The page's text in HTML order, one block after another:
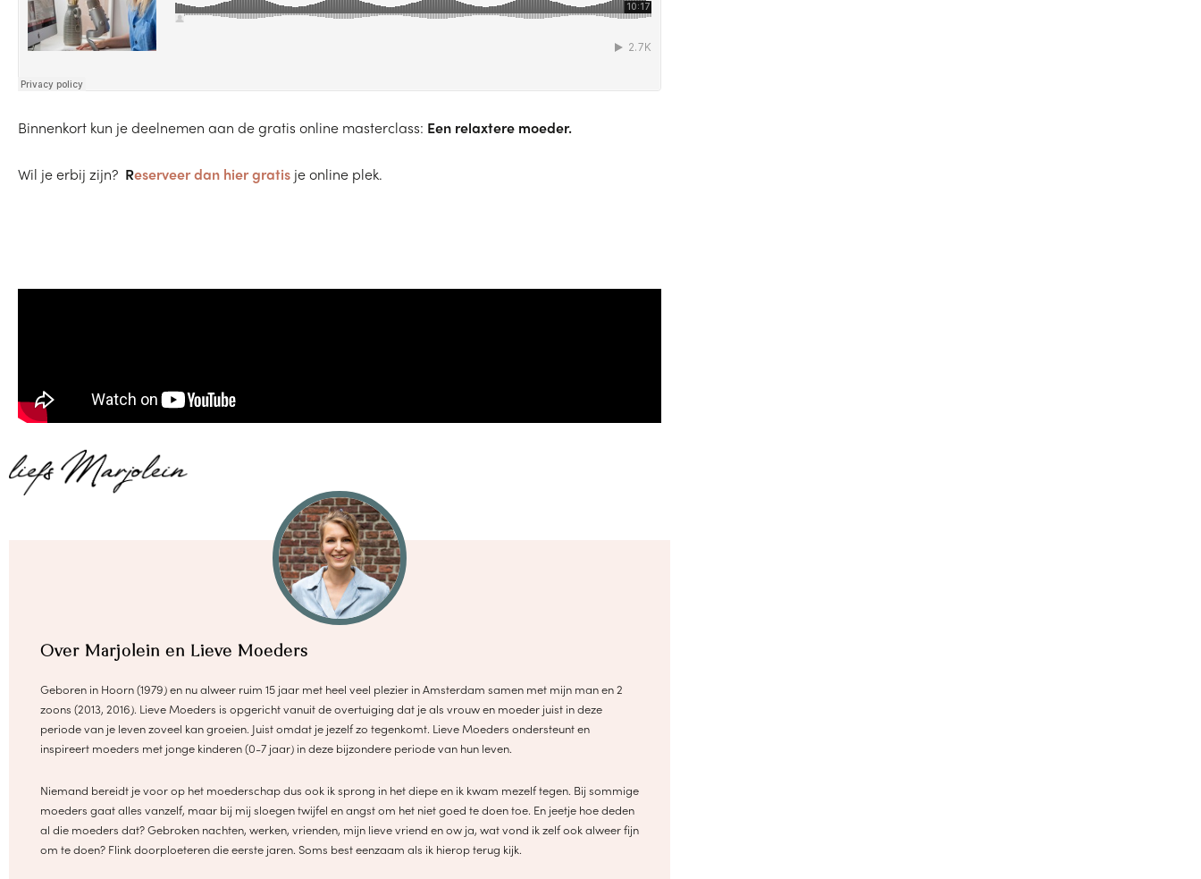
Binnenkort kun je deelnemen aan de gratis online masterclass: Een relaxtere moeder.
Wil je erbij zijn? Reserveer dan hier gratis je online plek.
Over Marjolein en Lieve Moeders
Geboren in Hoorn (1979) en nu alweer ruim 15 jaar met heel veel plezier in Amsterdam samen met mijn man en 2
zoons (2013, 2016). Lieve Moeders is opgericht vanuit de overtuiging dat je als vrouw en moeder juist in deze
periode van je leven zoveel kan groeien. Juist omdat je jezelf zo tegenkomt. Lieve Moeders ondersteunt en
inspireert moeders met jonge kinderen (0-7 jaar) in deze bijzondere periode van hun leven.
Niemand bereidt je voor op het moederschap dus ook ik sprong in het diepe en ik kwam mezelf tegen. Bij sommige
moeders gaat alles vanzelf, maar bij mij sloegen twijfel en angst om het niet goed te doen toe. En jeetje hoe deden
al die moeders dat? Gebroken nachten, werken, vrienden, mijn lieve vriend en ow ja, wat vond ik zelf ook alweer fijn
om te doen? Flink doorploeteren die eerste jaren. Soms best eenzaam als ik hierop terug kijk.